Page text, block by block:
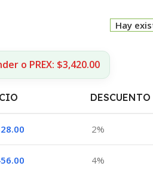
o PREX: $3,420.00
Hay
DESCUENTO
2%
4%